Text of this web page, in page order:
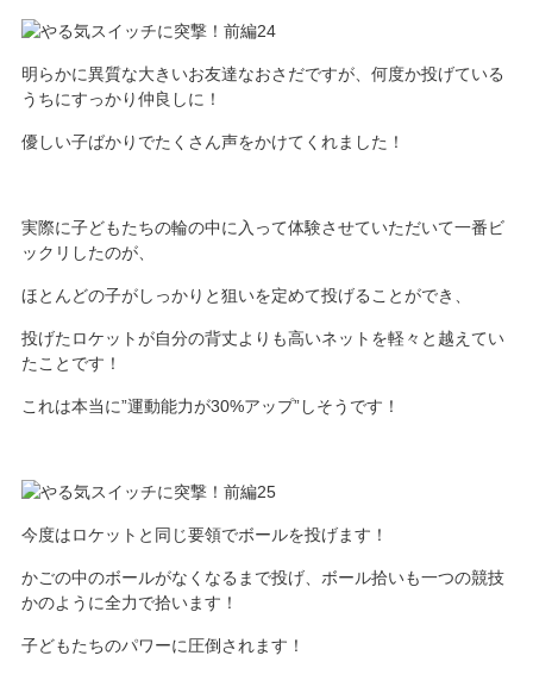
明らかに異質な大きいお友達なおさだですが、何度か投げている
うちにすっかり仲良しに！
優しい子ばかりでたくさん声をかけてくれました！
実際に子どもたちの輪の中に入って体験させていただいて一番ビ
ックリしたのが、
ほとんどの子がしっかりと狙いを定めて投げることができ、
投げたロケットが自分の背丈よりも高いネットを軽々と越えてい
たことです！
これは本当に”運動能力が30%アップ”しそうです！
今度はロケットと同じ要領でボールを投げます！
かごの中のボールがなくなるまで投げ、ボール拾いも一つの競技
かのように全力で拾います！
子どもたちのパワーに圧倒されます！